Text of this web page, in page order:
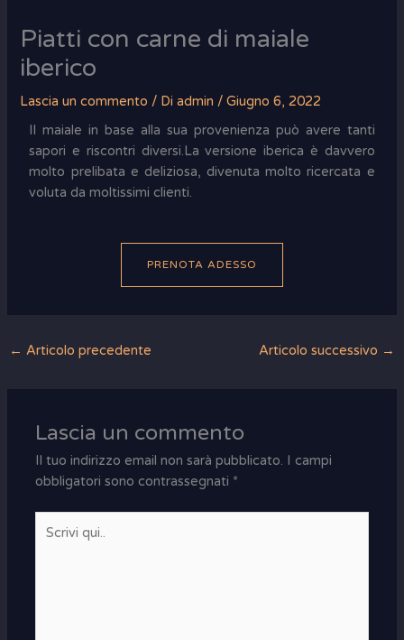
Piatti con carne di maiale
iberico
Lascia un commento / Diadmin /Giugno 6, 2022
Il maiale in base alla sua provenienza può avere tanti
sapori e riscontri diversi.La versione iberica è davvero
molto prelibata e deliziosa, divenuta molto ricercata e
voluta da moltissimi clienti.
PRENOTA ADESSO
← Articolo precedente Articolo successivo →
Lascia un commento
Il tuo indirizzo email non sarà pubblicato. I campi
obbligatori sono contrassegnati *
qui..